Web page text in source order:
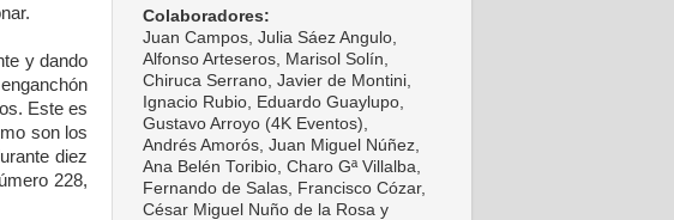
y dando
Este es
son los
diez
228,
Colaboradores:
Juan Campos, Julia Sáez Angulo,
Alfonso Arteseros, Marisol Solín,
Chiruca Serrano, Javier de Montini,
Ignacio Rubio, Eduardo Guaylupo,
Gustavo Arroyo (4K Eventos),
Andrés Amorós, Juan Miguel Núñez,
Ana Belén Toribio, Charo Gª Villalba,
Fernando de Salas, Francisco Cózar,
César Miguel Nuño de la Rosa y